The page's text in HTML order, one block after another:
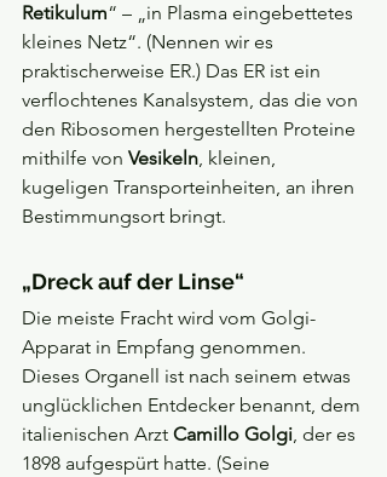
Retikulum“ – „in Plasma eingebettetes
kleines Netz“. (Nennen wir es
praktischerweise ER.) Das ER ist ein
verflochtenes Kanalsystem, das die von
den Ribosomen hergestellten Proteine
mithilfe von Vesikeln, kleinen,
kugeligen Transporteinheiten, an ihren
Bestimmungsort bringt.
„Dreck auf der Linse“
Die meiste Fracht wird vom Golgi-
Apparat in Empfang genommen.
Dieses Organell ist nach seinem etwas
unglücklichen Entdecker benannt, dem
italienischen Arzt Camillo Golgi, der es
1898 aufgespürt hatte. (Seine